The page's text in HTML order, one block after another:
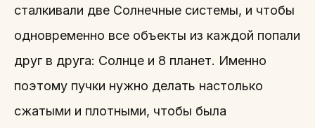
сталкивали две Солнечные системы, и чтобы
одновременно все объекты из каждой попали
друг в друга: Солнце и 8 планет. Именно
поэтому пучки нужно делать настолько
сжатыми и плотными, чтобы была